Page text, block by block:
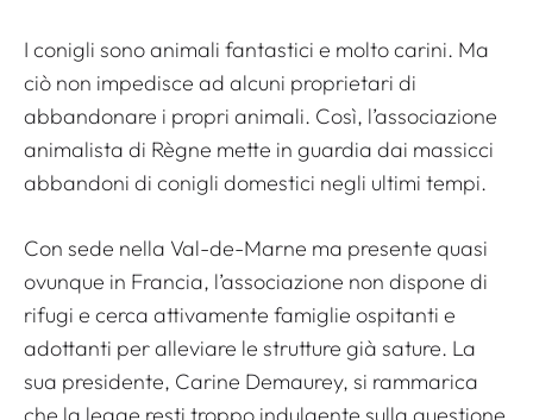
I conigli sono animali fantastici e molto carini. Ma
ciò non impedisce ad alcuni proprietari di
abbandonare i propri animali. Così, l’associazione
animalista di Règne mette in guardia dai massicci
abbandoni di conigli domestici negli ultimi tempi.
Con sede nella Val-de-Marne ma presente quasi
ovunque in Francia, l’associazione non dispone di
rifugi e cerca attivamente famiglie ospitanti e
adottanti per alleviare le strutture già sature. La
sua presidente, Carine Demaurey, si rammarica